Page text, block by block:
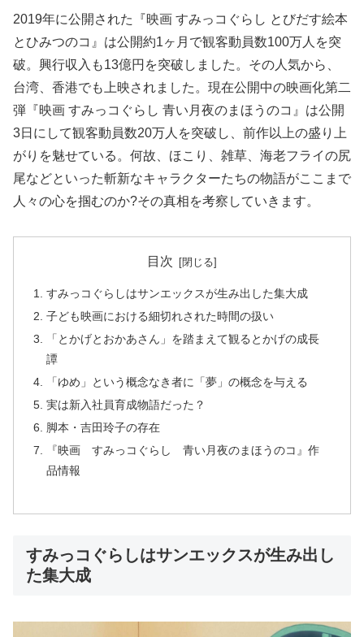
2019年に公開された『映画 すみっコぐらし とびだす絵本
とひみつのコ』は公開約1ヶ月で観客動員数100万人を突
破。興行収入も13億円を突破しました。その人気から、
台湾、香港でも上映されました。現在公開中の映画化第二
弾『映画 すみっコぐらし 青い月夜のまほうのコ』は公開
3日にして観客動員数20万人を突破し、前作以上の盛り上
がりを魅せている。何故、ほこり、雑草、海老フライの尻
尾などといった斬新なキャラクターたちの物語がここまで
人々の心を掴むのか?その真相を考察していきます。
目次
すみっコぐらしはサンエックスが生み出した集大成
子ども映画における細切れされた時間の扱い
「とかげとおかあさん」を踏まえて観るとかげの成長
譚
「ゆめ」という概念なき者に「夢」の概念を与える
実は新入社員育成物語だった？
脚本・吉田玲子の存在
『映画 すみっコぐらし 青い月夜のまほうのコ』作
品情報
すみっコぐらしはサンエックスが生み出し
た集大成